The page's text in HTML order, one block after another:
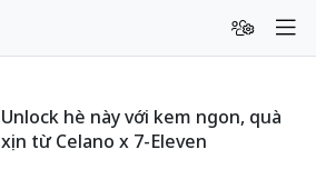
Unlock hè này với kem ngon, quà
xịn từ Celano x 7-Eleven